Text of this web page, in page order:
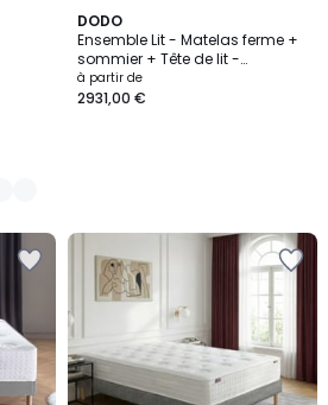
DODO
Ensemble Lit - Matelas ferme +
sommier + Tête de lit -
Blanc/Gris LE VERITABLE
à partir de
2931,00 €